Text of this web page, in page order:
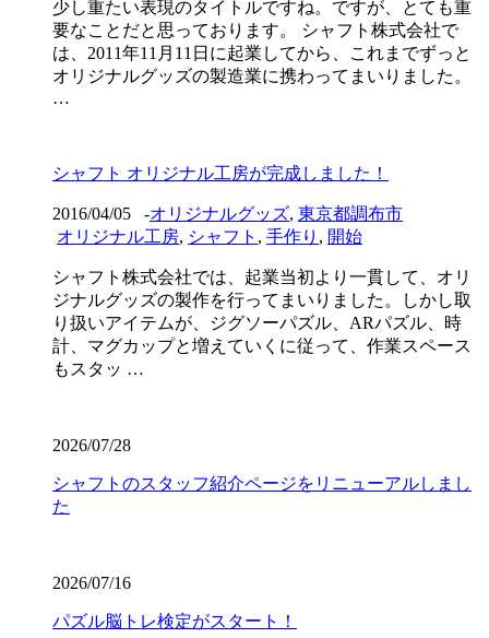
少し重たい表現のタイトルですね。ですが、とても重
要なことだと思っております。 シャフト株式会社で
は、2011年11月11日に起業してから、これまでずっと
オリジナルグッズの製造業に携わってまいりました。
…
シャフト オリジナル工房が完成しました！
2016/04/05 -オリジナルグッズ, 東京都調布市
オリジナル工房, シャフト , 手作り , 開始
シャフト株式会社では、起業当初より一貫して、オリ
ジナルグッズの製作を行ってまいりました。しかし取
り扱いアイテムが、ジグソーパズル、ARパズル、時
計、マグカップと増えていくに従って、作業スペース
もスタッ …
2026/07/28
シャフトのスタッフ紹介ページをリニューアルしまし
た
2026/07/16
パズル脳トレ検定がスタート！